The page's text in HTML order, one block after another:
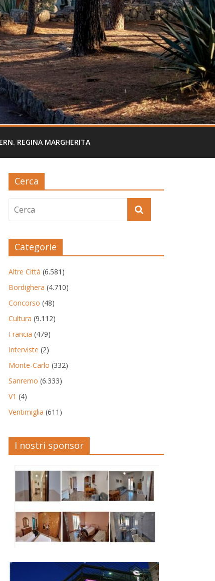
REGINA MARGHERITA
Cerca
Categorie
Altre Città (6.581)
Bordighera (4.710)
Concorso (48)
Cultura (9.112)
Francia (479)
Interviste (2)
Monte-Carlo (332)
Sanremo (6.333)
V1 (4)
Ventimiglia (611)
I nostri sponsor